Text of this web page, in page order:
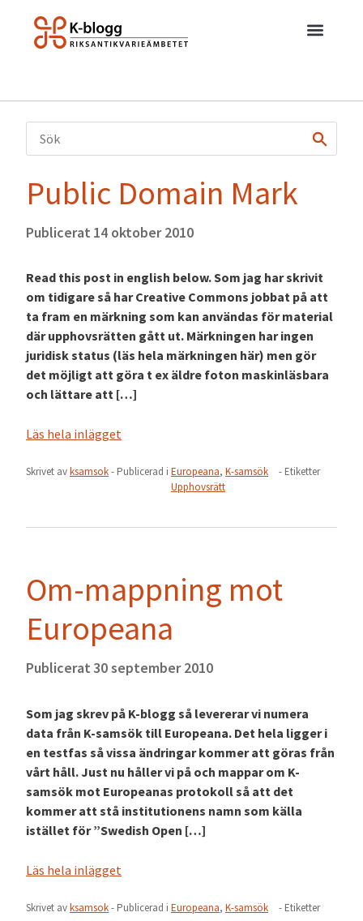
Public Domain Mark
Publicerat 14 oktober 2010
Read this post in english below. Som jag har skrivit
om tidigare så har Creative Commons jobbat på att
ta fram en märkning som kan användas för material
där upphovsrätten gått ut. Märkningen har ingen
juridisk status (läs hela märkningen här) men gör
det möjligt att göra t ex äldre foton maskinläsbara
och lättare att […]
Läs hela inlägget
Skrivet avksamsok- Publicerad i Europeana, K-samsök
- Etiketter
Upphovsrätt
Om-mappning mot
Europeana
Publicerat30 september 2010
Som jag skrev på K-blogg så levererar vi numera
data från K-samsök till Europeana. Det hela ligger i
en testfas så vissa ändringar kommer att göras från
vårt håll. Just nu håller vi på och mappar om K-
samsök mot Europeanas protokoll så att det
kommer att stå institutionens namn som källa
istället för ”Swedish Open […]
Läs hela inlägget
Skrivet avksamsok- Publicerad i Europeana, K-samsök - Etiketter